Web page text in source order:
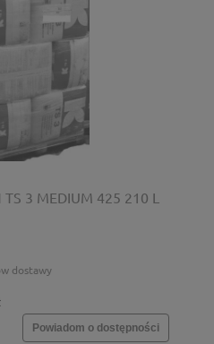
3 MEDIUM 425 210 L
dostawy
Powiadom o dostępności